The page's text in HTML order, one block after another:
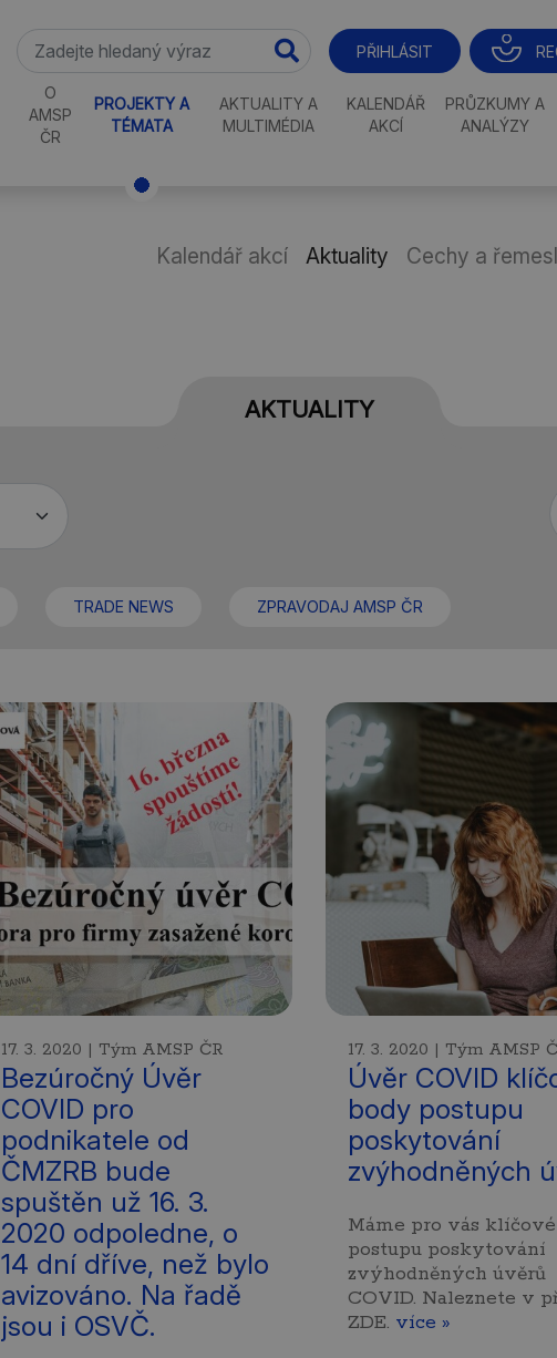
PŘIHLÁSIT
O
AMSP
ČR
PROJEKTY A
TÉMATA
AKTUALITY A
MULTIMÉDIA
KALENDÁŘ
AKCÍ
PRŮZKUMY A
ANALÝZY
Kalendář akcí Aktuality Cechy a
AKTUALITY
TRADE NEWS ZPRAVODAJ AMSP ČR
17. 3. 2020 | Tým AMSP ČR
Bezúročný Úvěr
COVID pro
podnikatele od
ČMZRB bude
spuštěn už 16. 3.
2020 odpoledne, o
14 dní dříve, než bylo
avizováno. Na řadě
jsou i OSVČ.
17. 3. 2020 | Tým AMSP
Úvěr COVID
body postupu
poskytování
zvýhodněných
Máme pro vás
postupu poskytování
zvýhodněných úvěrů
COVID. Naleznete v
ZDE. více »